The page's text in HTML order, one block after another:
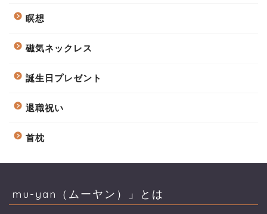
瞑想
磁気ネックレス
誕生日プレゼント
退職祝い
首枕
mu-yan（ムーヤン）」とは